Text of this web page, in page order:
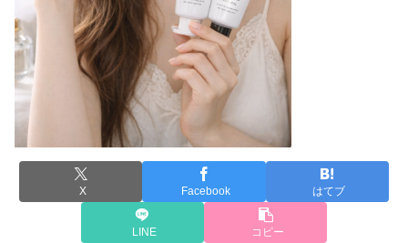
X Facebook はてブ
LINE コピー